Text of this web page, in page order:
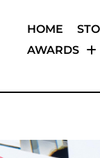
HOME
AWARDS